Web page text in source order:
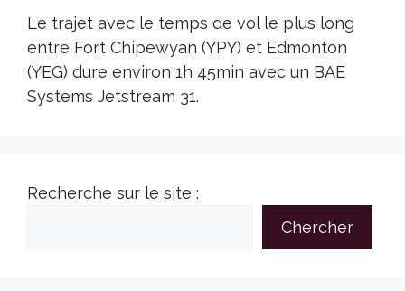
Le trajet avec le temps de vol le plus long
entre Fort Chipewyan (YPY) et Edmonton
(YEG) dure environ 1h 45min avec un BAE
Systems Jetstream 31.
Recherche sur le site :
Chercher